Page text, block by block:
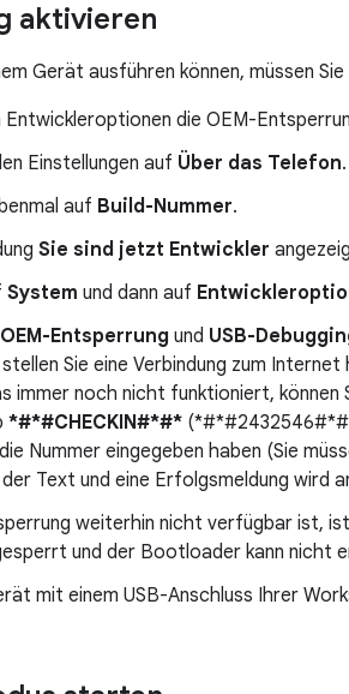
aktivieren
Gerät ausführen können, müssen
Entwickleroptionen die OEM-
Einstellungen auf Über das Telefon.
auf Build-Nummer.
Sie sind jetzt Entwickler
System und dann auf
OEM-Entsperrung und USB-
Sie eine Verbindung zum
immer noch nicht funktioniert, können
*#*#CHECKIN#*#*
Nummer eingegeben haben (Sie
Text und eine Erfolgsmeldung wird
weiterhin nicht verfügbar ist,
und der Bootloader kann nicht
mit einem USB-Anschluss Ihrer